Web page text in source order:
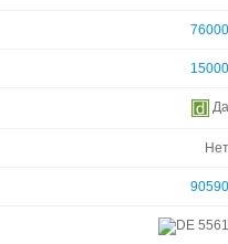
76000
15000
Да
Нет
90590
5561